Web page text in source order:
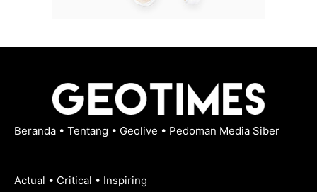
Beranda • Tentang • Geolive • Pedoman Media Siber
Actual • Critical • Inspiring